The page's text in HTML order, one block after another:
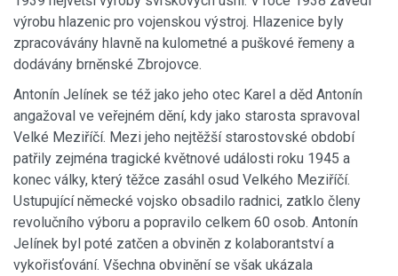
výrobu hlazenic pro vojenskou výstroj. Hlazenice byly
zpracovávány hlavně na kulometné a puškové řemeny a
dodávány brněnské Zbrojovce.
Antonín Jelínek se též jako jeho otec Karel a děd Antonín
angažoval ve veřejném dění, kdy jako starosta spravoval
Velké Meziříčí. Mezi jeho nejtěžší starostovské období
patřily zejména tragické květnové události roku 1945 a
konec války, který těžce zasáhl osud Velkého Meziříčí.
Ustupující německé vojsko obsadilo radnici, zatklo členy
revolučního výboru a popravilo celkem 60 osob. Antonín
Jelínek byl poté zatčen a obviněn z kolaborantství a
vykořisťování. Všechna obvinění se však ukázala